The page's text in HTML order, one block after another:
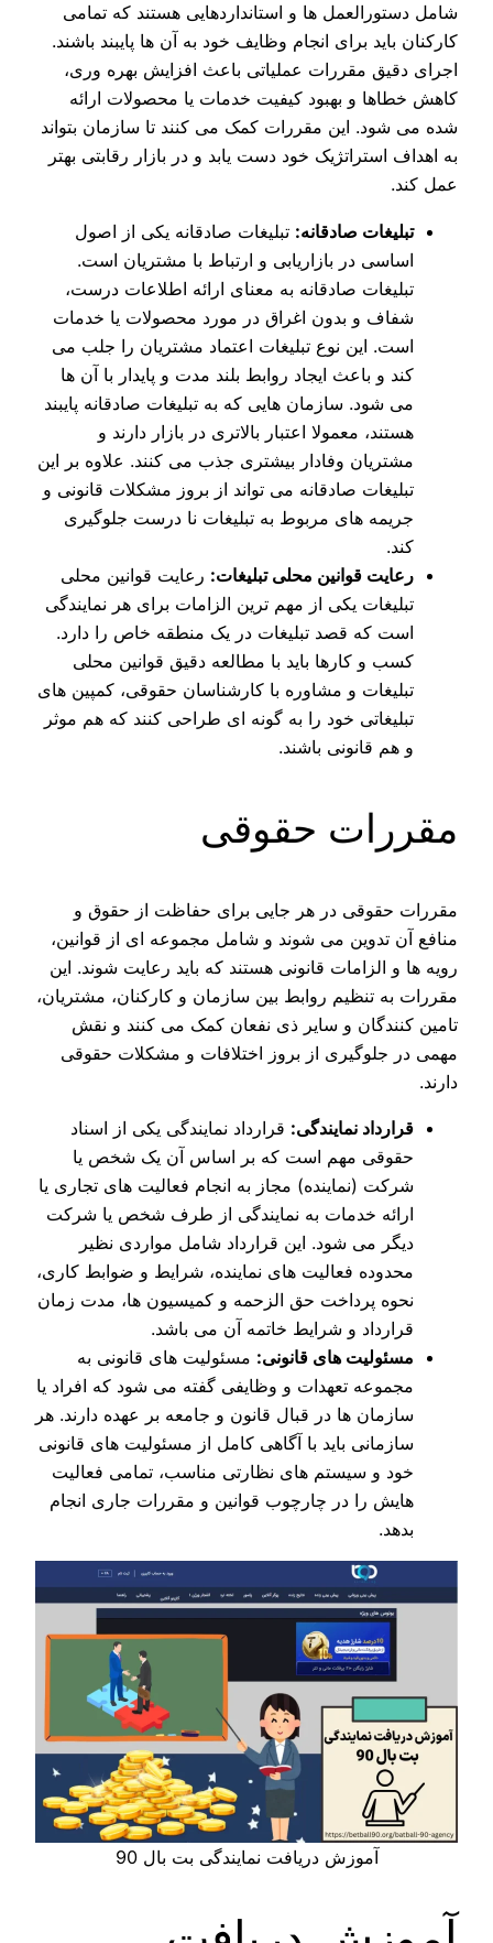
شامل دستورالعمل‌ ها و استانداردهایی هستند که تمامی
کارکنان باید برای انجام وظایف خود به آن‌ ها پایبند باشند.
اجرای دقیق مقررات عملیاتی باعث افزایش بهره‌ وری،
کاهش خطاها و بهبود کیفیت خدمات یا محصولات ارائه
شده می‌ شود. این مقررات کمک می‌ کنند تا سازمان بتواند
به اهداف استراتژیک خود دست یابد و در بازار رقابتی بهتر
عمل کند.
تبلیغات صادقانه: تبلیغات صادقانه یکی از اصول
اساسی در بازاریابی و ارتباط با مشتریان است.
تبلیغات صادقانه به معنای ارائه اطلاعات درست،
شفاف و بدون اغراق در مورد محصولات یا خدمات
است. این نوع تبلیغات اعتماد مشتریان را جلب می‌
کند و باعث ایجاد روابط بلند مدت و پایدار با آن‌ ها
می‌ شود. سازمان‌ هایی که به تبلیغات صادقانه پایبند
هستند، معمولا اعتبار بالاتری در بازار دارند و
مشتریان وفادار بیشتری جذب می‌ کنند. علاوه بر این
تبلیغات صادقانه می‌ تواند از بروز مشکلات قانونی و
جریمه‌ های مربوط به تبلیغات نا درست جلوگیری
کند.
رعایت قوانین محلی تبلیغات: رعایت قوانین محلی
تبلیغات یکی از مهم‌ ترین الزامات برای هر نمایندگی
است که قصد تبلیغات در یک منطقه خاص را دارد.
کسب و کارها باید با مطالعه دقیق قوانین محلی
تبلیغات و مشاوره با کارشناسان حقوقی، کمپین‌ های
تبلیغاتی خود را به گونه‌ ای طراحی کنند که هم موثر
و هم قانونی باشند.
مقررات حقوقی
مقررات حقوقی در هر جایی برای حفاظت از حقوق و
منافع آن تدوین می‌ شوند و شامل مجموعه‌ ای از قوانین،
رویه‌ ها و الزامات قانونی هستند که باید رعایت شوند. این
مقررات به تنظیم روابط بین سازمان و کارکنان، مشتریان،
تامین‌ کنندگان و سایر ذی نفعان کمک می‌ کنند و نقش
مهمی در جلوگیری از بروز اختلافات و مشکلات حقوقی
دارند.
قرارداد نمایندگی: قرارداد نمایندگی یکی از اسناد
حقوقی مهم است که بر اساس آن یک شخص یا
شرکت (نماینده) مجاز به انجام فعالیت‌ های تجاری یا
ارائه خدمات به نمایندگی از طرف شخص یا شرکت
دیگر می‌ شود. این قرارداد شامل مواردی نظیر
محدوده فعالیت‌ های نماینده، شرایط و ضوابط کاری،
نحوه پرداخت حق‌ الزحمه و کمیسیون‌ ها، مدت زمان
قرارداد و شرایط خاتمه آن می‌ باشد.
مسئولیت‌ های قانونی: مسئولیت‌ های قانونی به
مجموعه تعهدات و وظایفی گفته می شود که افراد یا
سازمان‌ ها در قبال قانون و جامعه بر عهده دارند. هر
سازمانی باید با آگاهی کامل از مسئولیت‌ های قانونی
خود و سیستم‌ های نظارتی مناسب، تمامی فعالیت‌
هایش را در چارچوب قوانین و مقررات جاری انجام
بدهد.
آموزش دریافت نمایندگی بت بال 90